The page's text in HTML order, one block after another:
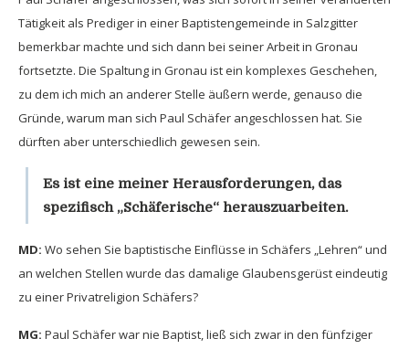
Tätigkeit als Prediger in einer Baptistengemeinde in Salzgitter
bemerkbar machte und sich dann bei seiner Arbeit in Gronau
fortsetzte. Die Spaltung in Gronau ist ein komplexes Geschehen,
zu dem ich mich an anderer Stelle äußern werde, genauso die
Gründe, warum man sich Paul Schäfer angeschlossen hat. Sie
dürften aber unterschiedlich gewesen sein.
Es ist eine meiner Herausforderungen, das
spezifisch „Schäferische“ herauszuarbeiten.
MD: Wo sehen Sie baptistische Einflüsse in Schäfers „Lehren“ und
an welchen Stellen wurde das damalige Glaubensgerüst eindeutig
zu einer Privatreligion Schäfers?
MG: Paul Schäfer war nie Baptist, ließ sich zwar in den fünfziger